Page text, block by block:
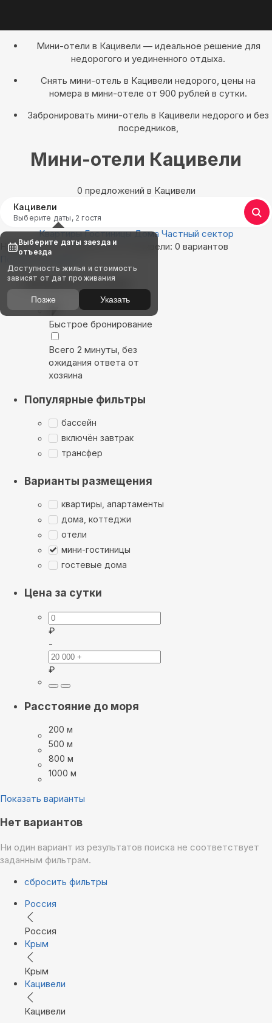
Мини-отели в Кацивели — идеальное решение для
недорогого и уединенного отдыха.
Снять мини-отель в Кацивели недорого, цены на
номера в мини-отеле от 900 рублей в сутки.
Забронировать мини-отель в Кацивели недорого и без
посредников,
Мини-отели Кацивели
0 предложений в Кацивели
Кацивели
Выберите даты, 2 гостя
Квартиры Гостиницы Дома Частный сектор
Найдём, где остановиться в Кацивели: 0 вариантов
Показать на карте
Выбирайте лучшее
Быстрое бронирование
Всего 2 минуты, без
ожидания ответа от
хозяина
Популярные фильтры
бассейн
включён завтрак
трансфер
Варианты размещения
квартиры, апартаменты
дома, коттеджи
отели
мини-гостиницы
гостевые дома
Цена за сутки
₽
-
₽
Расстояние до моря
200 м
500 м
800 м
1000 м
Показать варианты
Нет вариантов
Ни один вариант из результатов поиска не соответствует
заданным фильтрам.
сбросить фильтры
Россия
Россия
Крым
Крым
Кацивели
Кацивели
Выберите даты заезда и
отъезда
Доступность жилья и стоимость
зависят от дат проживания
Позже Указать